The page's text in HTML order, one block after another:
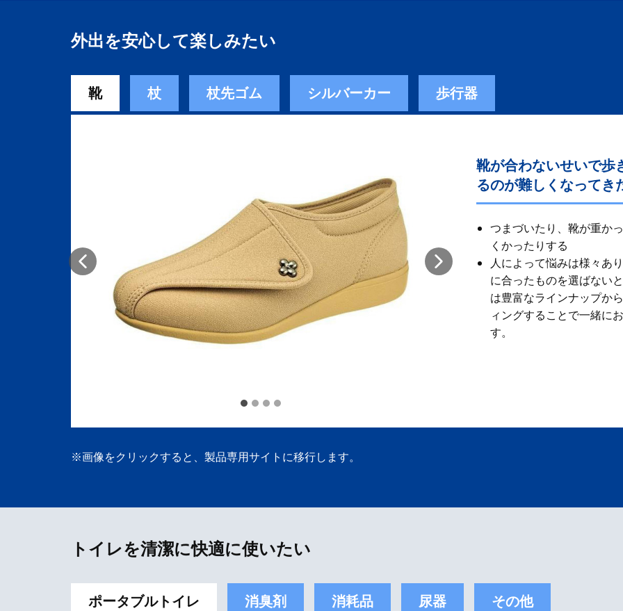
外出を安心して楽しみたい
靴 杖 杖先ゴム シルバーカー 歩行器
靴が合わないせいで歩
るのが難しくなってき
つまづいたり、靴が重か
くかったりする
人によって悩みは様々あ
に合ったものを選ばない
は豊富なラインナップか
ィングすることで一緒に
す。
※画像をクリックすると、製品専用サイトに移行します。
トイレを清潔に快適に使いたい
ポータブルトイレ 消臭剤 消耗品 尿器 その他